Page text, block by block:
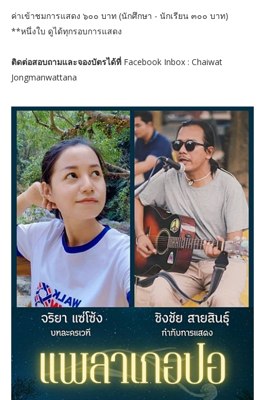
ค่าเข้าชมการแสดง ๖๐๐ บาท (นักศึกษา - นักเรียน ๓๐๐ บาท)
**หนึ่งใบ ดูได้ทุกรอบการแสดง
ติดต่อสอบถามและจองบัตรได้ที่Facebook Inbox : Chaiwat
Jongmanwattana